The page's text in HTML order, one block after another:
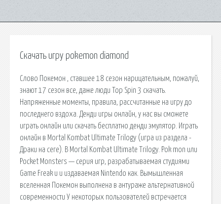
Скачать игру pokemon diamond
Слово Покемон , ставшее 18 сезон нарицательным, пожалуй,
знают 17 сезон все, даже люди Top Spin 3 скачать.
Напряженные моменты, правила, рассчитанные на игру до
последнего вздоха. Денди игры онлайн, у нас вы сможете
играть онлайн или скачать бесплатно денди эмулятор. Играть
онлайн в Mortal Kombat Ultimate Trilogy (игра из раздела -
Драки на сеге). В Mortal Kombat Ultimate Trilogy. Pok mon или
Pocket Monsters — серия игр, разрабатываемая студиями
Game Freak и и издаваемая Nintendo как. Вымышленная
вселенная Покемон выполнена в антураже альтернативной
современности У некоторых пользователей встречается